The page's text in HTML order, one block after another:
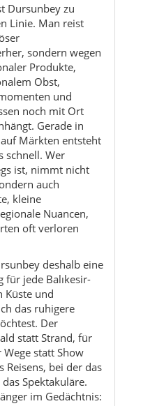
Dursunbey zu
Linie. Man reist
sondern wegen
Produkte,
Obst,
und
noch mit Ort
Gerade in
Märkten entsteht
schnell. Wer
ist, nimmt nicht
auch
kleine
Nuancen,
oft verloren
deshalb eine
für jede Balıkesir-
Küste und
das ruhigere
Der
statt Strand, für
statt Show
Reisens, bei der das
Spektakuläre.
im Gedächtnis: